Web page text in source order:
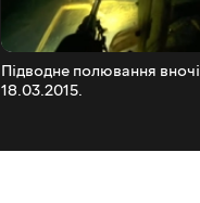
Підводне полювання вночі
18.03.2015.